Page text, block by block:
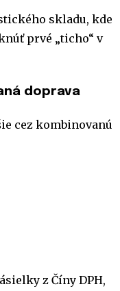
skladu, kde
prvé „ticho“ v
doprava
cez kombinovanú
z Číny DPH,